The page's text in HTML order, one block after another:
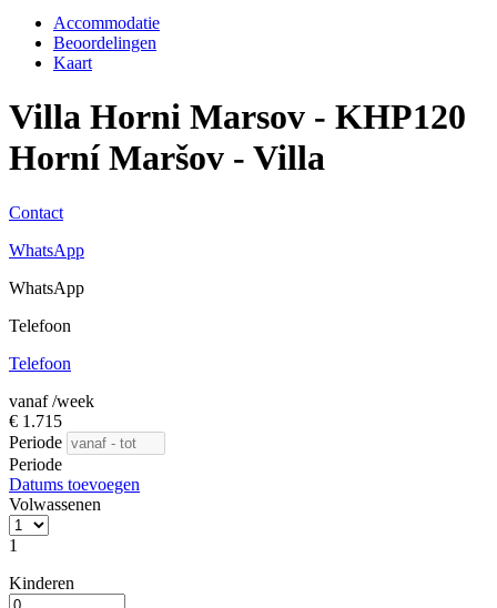
Accommodatie
Beoordelingen
Kaart
Villa Horni Marsov - KHP120
Horní Maršov - Villa
Contact
WhatsApp
WhatsApp
Telefoon
Telefoon
vanaf/week
€ 1.715
Periode
Periode
Datums toevoegen
Volwassenen
1
Kinderen